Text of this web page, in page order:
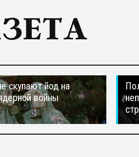
скупают йод на
войны